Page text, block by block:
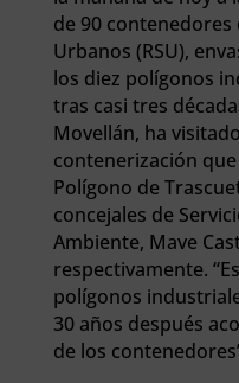
de 90 contenedores
Urbanos (RSU),
los diez polígonos
tras casi tres
Movellán, ha
contenerización
Polígono de
concejales de
Ambiente, Mave
respectivamente.
polígonos
30 años después
de los